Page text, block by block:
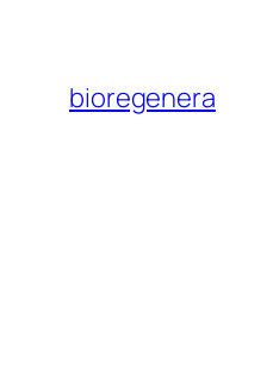
contentbioregenera